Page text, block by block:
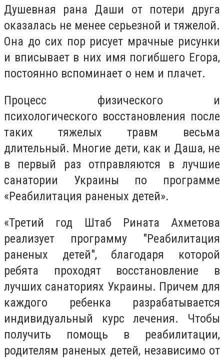
Душевная рана Даши от потери друга
оказалась не менее серьезной и тяжелой.
Она до сих пор рисует мрачные рисунки
и вписывает в них имя погибшего Егора,
постоянно вспоминает о нем и плачет.
Процесс физического и
психологического восстановления после
таких тяжелых травм весьма
длительный. Многие дети, как и Даша, не
в первый раз отправляются в лучшие
санатории Украины по программе
«Реабилитация раненых детей».
«Третий год Штаб Рината Ахметова
реализует программу "Реабилитация
раненых детей", благодаря которой
ребята проходят восстановление в
лучших санаториях Украины. Причем для
каждого ребенка разрабатывается
индивидуальный курс лечения. Чтобы
получить помощь в реабилитации,
родителям раненых детей, независимо от